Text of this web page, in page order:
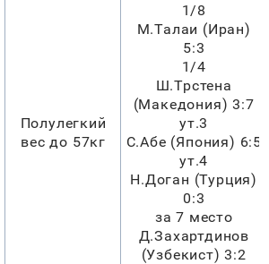
Полулегкий
вес до 57кг
1/8
М.Талаи (Иран)
5:3
1/4
Ш.Трстена
(Македония) 3:7
ут.3
С.Абе (Япония) 6:5
ут.4
Н.Доган (Турция)
0:3
за 7 место
Д.Захартдинов
(Узбекист) 3:2